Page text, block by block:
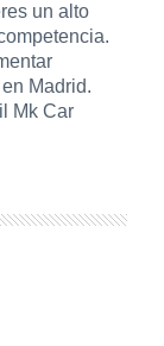
un alto
Madrid.
Mk Car